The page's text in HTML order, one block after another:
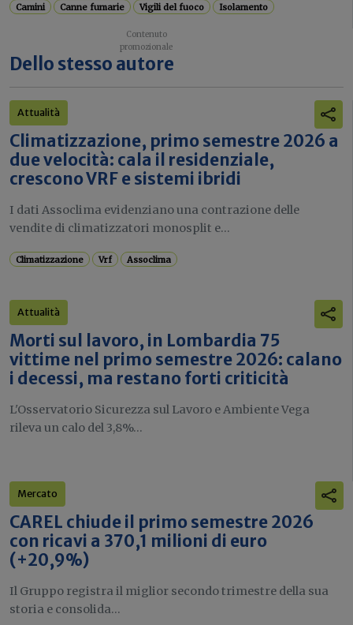
Camini Canne fumarie Vigili del fuoco Isolamento
Dello stesso autore
Attualità
Climatizzazione, primo semestre 2026 a
due velocità: cala il residenziale,
crescono VRF e sistemi ibridi
I dati Assoclima evidenziano una contrazione delle
vendite di climatizzatori monosplit e...
Climatizzazione Vrf Assoclima
Attualità
Morti sul lavoro, in Lombardia 75
vittime nel primo semestre 2026: calano
i decessi, ma restano forti criticità
L'Osservatorio Sicurezza sul Lavoro e Ambiente Vega
rileva un calo del 3,8%...
Mercato
CAREL chiude il primo semestre 2026
con ricavi a 370,1 milioni di euro
(+20,9%)
Il Gruppo registra il miglior secondo trimestre della sua
storia e consolida...